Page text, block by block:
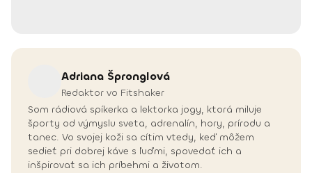
Adriana Špronglová
Redaktor vo Fitshaker
Som rádiová spíkerka a lektorka jogy, ktorá miluje
športy od výmyslu sveta, adrenalín, hory, prírodu a
tanec. Vo svojej koži sa cítim vtedy, keď môžem
sedieť pri dobrej káve s ľuďmi, spovedať ich a
inšpirovať sa ich príbehmi a životom.